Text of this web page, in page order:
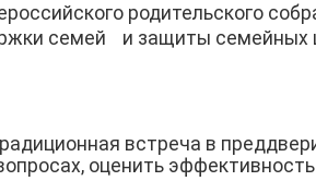
родительского
семей и защиты семейных
встреча в
оценить